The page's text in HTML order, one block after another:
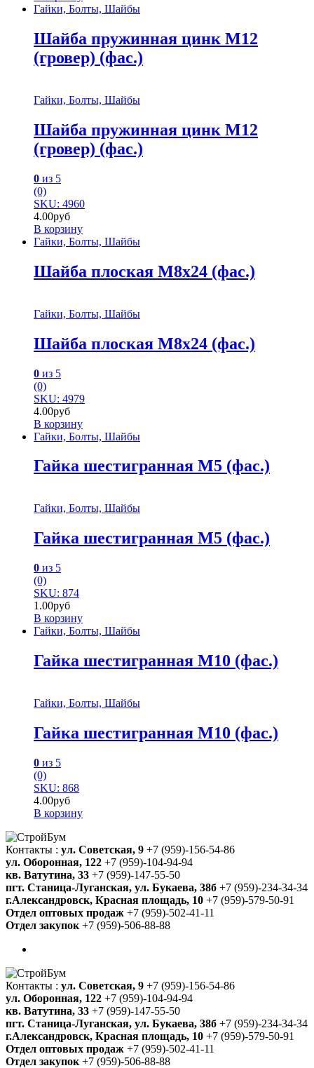
Гайки, Болты, Шайбы
Шайба пружинная цинк М12
(гровер) (фас.)
Гайки, Болты, Шайбы
Шайба пружинная цинк М12
(гровер) (фас.)
0 из 5
(0)
SKU: 4960
4.00руб
В корзину
Гайки, Болты, Шайбы
Шайба плоская М8х24 (фас.)
Гайки, Болты, Шайбы
Шайба плоская М8х24 (фас.)
0 из 5
(0)
SKU: 4979
4.00руб
В корзину
Гайки, Болты, Шайбы
Гайка шестигранная М5 (фас.)
Гайки, Болты, Шайбы
Гайка шестигранная М5 (фас.)
0 из 5
(0)
SKU: 874
1.00руб
В корзину
Гайки, Болты, Шайбы
Гайка шестигранная М10 (фас.)
Гайки, Болты, Шайбы
Гайка шестигранная М10 (фас.)
0 из 5
(0)
SKU: 868
4.00руб
В корзину
Контакты : ул. Советская, 9 +7 (959)-156-54-86
ул. Оборонная, 122 +7 (959)-104-94-94
кв. Ватутина, 33 +7 (959)-147-55-50
пгт. Станица-Луганская, ул. Букаева, 38б +7 (959)-234-34-34
г.Александровск, Красная площадь, 10 +7 (959)-579-50-91
Отдел оптовых продаж +7 (959)-502-41-11
Отдел закупок +7 (959)-506-88-88
Контакты : ул. Советская, 9 +7 (959)-156-54-86
ул. Оборонная, 122 +7 (959)-104-94-94
кв. Ватутина, 33 +7 (959)-147-55-50
пгт. Станица-Луганская, ул. Букаева, 38б +7 (959)-234-34-34
г.Александровск, Красная площадь, 10 +7 (959)-579-50-91
Отдел оптовых продаж +7 (959)-502-41-11
Отдел закупок +7 (959)-506-88-88